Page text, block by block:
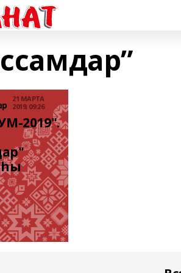
21 МАРТА
2019, 09:26
2019".